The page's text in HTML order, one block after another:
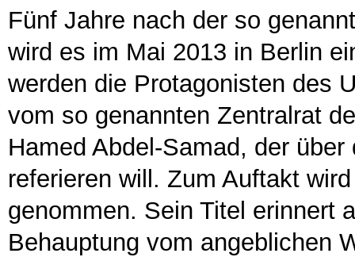
Fünf Jahre nach der so
wird es im Mai 2013 in Berlin
werden die Protagonisten des
vom so genannten Zentralrat
Hamed Abdel-Samad, der über
referieren will. Zum Auftakt
genommen. Sein Titel erinnert
Behauptung vom angeblichen